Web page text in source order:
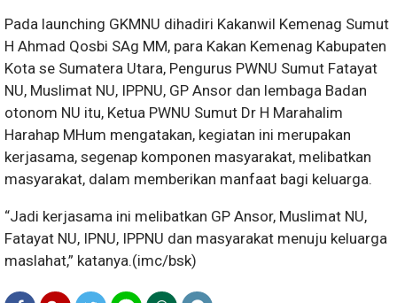
Pada launching GKMNU dihadiri Kakanwil Kemenag Sumut
H Ahmad Qosbi SAg MM, para Kakan Kemenag Kabupaten
Kota se Sumatera Utara, Pengurus PWNU Sumut Fatayat
NU, Muslimat NU, IPPNU, GP Ansor dan lembaga Badan
otonom NU itu, Ketua PWNU Sumut Dr H Marahalim
Harahap MHum mengatakan, kegiatan ini merupakan
kerjasama, segenap komponen masyarakat, melibatkan
masyarakat, dalam memberikan manfaat bagi keluarga.
“Jadi kerjasama ini melibatkan GP Ansor, Muslimat NU,
Fatayat NU, IPNU, IPPNU dan masyarakat menuju keluarga
maslahat,” katanya.(imc/bsk)